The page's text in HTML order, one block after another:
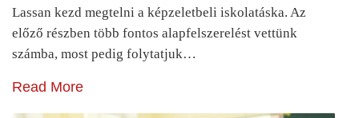
Lassan kezd megtelni a képzeletbeli iskolatáska. Az
előző részben több fontos alapfelszerelést vettünk
számba, most pedig folytatjuk…
Read More